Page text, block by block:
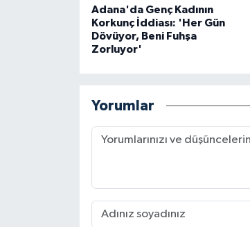
Adana'da Genç Kadının
Korkunç İddiası: 'Her Gün
Dövüyor, Beni Fuhşa
Zorluyor'
Yorumlar